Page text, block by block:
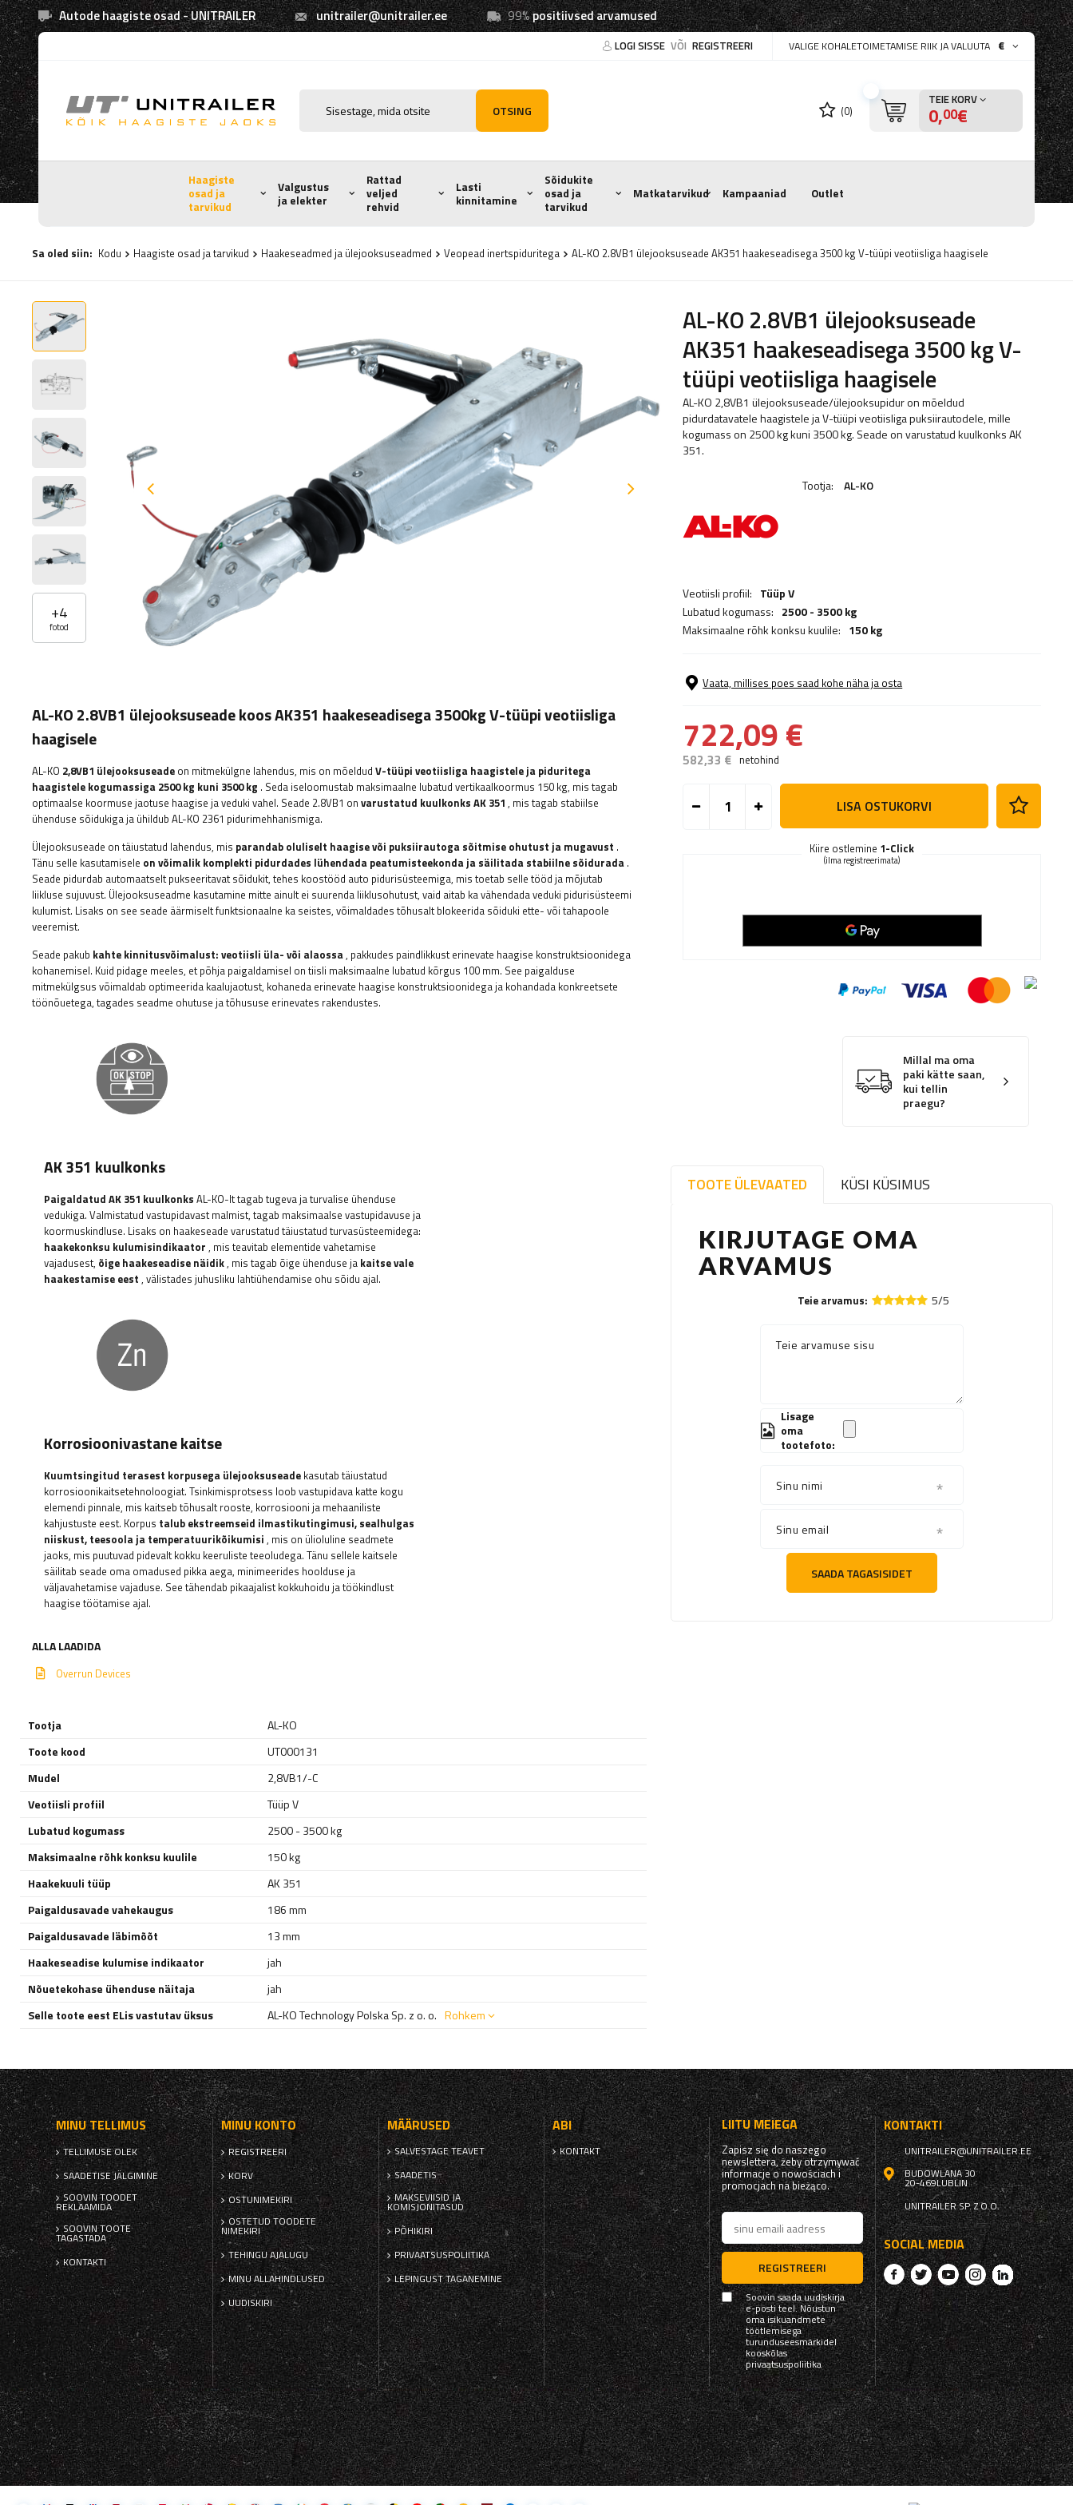
Autode haagiste osad - UNITRAILER unitrailer@unitrailer.ee 99%positiivsed arvamused
LOGI SISSE VÕI REGISTREERI VALIGE KOHALETOIMETAMISE RIIK JA VALUUTA €
OTSING (0)
TEIE KORV
0,00€
Haagiste
osad ja
tarvikud
Valgustus
ja elekter
Rattad
veljed
rehvid
Lasti
kinnitamine
Sõidukite
osad ja
tarvikud
Matkatarvikud Kampaaniad Outlet
Sa oled siin: Kodu Haagiste osad ja tarvikud Haakeseadmed ja ülejooksuseadmed Veopead inertspiduritega AL-KO 2.8VB1 ülejooksuseade AK351 haakeseadisega 3500 kg V-tüüpi veotiisliga haagisele
+4
fotod
AL-KO 2.8VB1 ülejooksuseade
AK351 haakeseadisega 3500 kg V-
tüüpi veotiisliga haagisele
AL-KO 2,8VB1 ülejooksuseade/ülejooksupidur on mõeldud
pidurdatavatele haagistele ja V-tüüpi veotiisliga puksiirautodele, mille
kogumass on 2500 kg kuni 3500 kg. Seade on varustatud kuulkonks AK
351.
Tootja: AL-KO
Veotiisli profiil: Tüüp V
Lubatud kogumass: 2500 - 3500 kg
Maksimaalne rõhk konksu kuulile: 150 kg
Vaata, millises poes saad kohe näha ja osta
722,09 €
582,33 € netohind
LISA OSTUKORVI
Kiire ostlemine 1-Click
(ilma registreerimata)
Millal ma oma
paki kätte saan,
kui tellin
praegu?
TOOTE ÜLEVAATED KÜSI KÜSIMUS
KIRJUTAGE OMA
ARVAMUS
Teie arvamus: 5/5
Teie arvamuse sisu
Lisage
oma
tootefoto:
Sinu nimi
Sinu email
SAADA TAGASISIDET
AL-KO 2.8VB1 ülejooksuseade koos AK351 haakeseadisega 3500kg V-tüüpi veotiisliga
haagisele
AL-KO 2,8VB1 ülejooksuseade on mitmekülgne lahendus, mis on mõeldud V-tüüpi veotiisliga haagistele ja piduritega
haagistele kogumassiga 2500 kg kuni 3500 kg . Seda iseloomustab maksimaalne lubatud vertikaalkoormus 150 kg, mis tagab
optimaalse koormuse jaotuse haagise ja veduki vahel. Seade 2.8VB1 on varustatud kuulkonks AK 351 , mis tagab stabiilse
ühenduse sõidukiga ja ühildub AL-KO 2361 pidurimehhanismiga.
Ülejooksuseade on täiustatud lahendus, mis parandab oluliselt haagise või puksiirautoga sõitmise ohutust ja mugavust .
Tänu selle kasutamisele on võimalik komplekti pidurdades lühendada peatumisteekonda ja säilitada stabiilne sõidurada .
Seade pidurdab automaatselt pukseeritavat sõidukit, tehes koostööd auto pidurisüsteemiga, mis toetab selle tööd ja mõjutab
liikluse sujuvust. Ülejooksuseadme kasutamine mitte ainult ei suurenda liiklusohutust, vaid aitab ka vähendada veduki pidurisüsteemi
kulumist. Lisaks on see seade äärmiselt funktsionaalne ka seistes, võimaldades tõhusalt blokeerida sõiduki ette- või tahapoole
veeremist.
Seade pakub kahte kinnitusvõimalust: veotiisli üla- või alaossa, pakkudes paindlikkust erinevate haagise konstruktsioonidega
kohanemisel. Kuid pidage meeles, et põhja paigaldamisel on tiisli maksimaalne lubatud kõrgus 100 mm. See paigalduse
mitmekülgsus võimaldab optimeerida kaalujaotust, kohaneda erinevate haagise konstruktsioonidega ja kohandada konkreetsete
töönõuetega, tagades seadme ohutuse ja tõhususe erinevates rakendustes.
AK 351 kuulkonks
Paigaldatud AK 351 kuulkonks AL-KO-lt tagab tugeva ja turvalise ühenduse
vedukiga. Valmistatud vastupidavast malmist, tagab maksimaalse vastupidavuse ja
koormuskindluse. Lisaks on haakeseade varustatud täiustatud turvasüsteemidega:
haakekonksu kulumisindikaator , mis teavitab elementide vahetamise
vajadusest, õige haakeseadise näidik , mis tagab õige ühenduse ja kaitse vale
haakestamise eest , välistades juhusliku lahtiühendamise ohu sõidu ajal.
Korrosioonivastane kaitse
Kuumtsingitud terasest korpusega ülejooksuseade kasutab täiustatud
korrosioonikaitsetehnoloogiat. Tsinkimisprotsess loob vastupidava katte kogu
elemendi pinnale, mis kaitseb tõhusalt rooste, korrosiooni ja mehaaniliste
kahjustuste eest. Korpus talub ekstreemseid ilmastikutingimusi, sealhulgas
niiskust, teesoola ja temperatuurikõikumisi , mis on ülioluline seadmete
jaoks, mis puutuvad pidevalt kokku keeruliste teeoludega. Tänu sellele kaitsele
säilitab seade oma omadused pikka aega, minimeerides hoolduse ja
väljavahetamise vajaduse. See tähendab pikaajalist kokkuhoidu ja töökindlust
haagise töötamise ajal.
ALLA LAADIDA
Overrun Devices
Tootja
AL-KO
Toote kood
UT000131
Mudel
2,8VB1/-C
Veotiisli profiil
Tüüp V
Lubatud kogumass
2500 - 3500 kg
Maksimaalne rõhk konksu kuulile
150 kg
Haakekuuli tüüp
AK 351
Paigaldusavade vahekaugus
186 mm
Paigaldusavade läbimõõt
13 mm
Haakeseadise kulumise indikaator
jah
Nõuetekohase ühenduse näitaja
jah
Selle toote eest ELis vastutav üksus
AL-KO Technology Polska Sp. z o. o. Rohkem
MINU TELLIMUS
TELLIMUSE OLEK
SAADETISE JÄLGIMINE
SOOVIN TOODET
REKLAAMIDA
SOOVIN TOOTE
TAGASTADA
KONTAKTI
MINU KONTO
REGISTREERI
KORV
OSTUNIMEKIRI
OSTETUD TOODETE
NIMEKIRI
TEHINGU AJALUGU
MINU ALLAHINDLUSED
UUDISKIRI
MÄÄRUSED
SALVESTAGE TEAVET
SAADETIS
MAKSEVIISID JA
KOMISJONITASUD
PÕHIKIRI
PRIVAATSUSPOLIITIKA
LEPINGUST TAGANEMINE
ABI
KONTAKT
LIITU MEIEGA
Zapisz się do naszego
newslettera, żeby otrzymywać
informacje o nowościach i
promocjach na bieżąco.
REGISTREERI
Soovin saada uudiskirja
e-posti teel. Nõustun
oma isikuandmete
töötlemisega
turunduseesmärkidel
kooskõlas
privaatsuspoliitika
KONTAKTI
UNITRAILER@UNITRAILER.EE
BUDOWLANA 30
20-469LUBLIN
UNITRAILER SP. Z O.O.
SOCIAL MEDIA